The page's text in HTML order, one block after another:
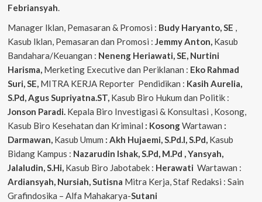
Febriansyah.
Manager Iklan, Pemasaran & Promosi : Budy Haryanto, SE ,
Kasub Iklan, Pemasaran dan Promosi : Jemmy Anton, Kasub
Bandahara/Keuangan : Neneng Heriawati, SE, Nurtini
Harisma, Merketing Executive dan Periklanan : Eko Rahmad
Suri, SE, MITRA KERJA Reporter Pendidikan : Kasih Aurelia,
S.Pd, AgusSupriyatna.ST, Kasub Biro Hukum dan Politik :
Jonson Paradi. Kepala Biro Investigasi & Konsultasi , Kosong,
Kasub Biro Kesehatan dan Kriminal : KosongWartawan :
Darmawan, Kasub Umum : Akh Hujaemi, S.Pd.I, S.Pd, Kasub
Bidang Kampus : Nazarudin Ishak, S.Pd, M.Pd , Yansyah,
Jalaludin, S.Hi, Kasub Biro Jabotabek : Herawati Wartawan :
Ardiansyah, Nursiah, Sutisna Mitra Kerja, Staf Redaksi : Sain
Grafindosika – Alfa Mahakarya-Sutani